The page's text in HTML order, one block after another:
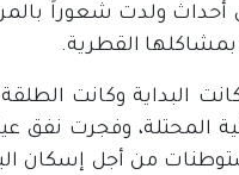
عام 1948م وما تلاها من أحداث
بمشاكلها القطرية.
من كانون الثاني-يناير عام 1965م
المحتلة، وفجرت نفق
من أجل إسكان